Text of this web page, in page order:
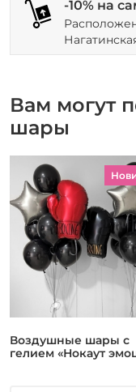
-10% на
Вам могут
шары
Воздушные шары с
гелием «Нокаут